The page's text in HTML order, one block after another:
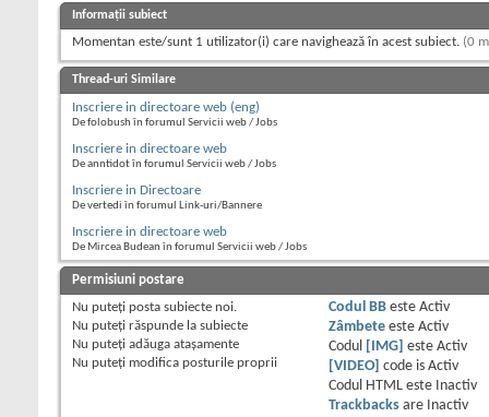
Informații subiect
Momentan este/sunt 1 utilizator(i) care navighează în acest subiect. (0
Thread-uri Similare
Inscriere in directoare web (eng)
De folobush în forumul Servicii web / Jobs
Inscriere in directoare web
De anntidot în forumul Servicii web / Jobs
Inscriere in Directoare
De vertedi în forumul Link-uri/Bannere
Inscriere in directoare web
De Mircea Budean în forumul Servicii web / Jobs
Permisiuni postare
Nu puteţi posta subiecte noi.
Nu puteţi răspunde la subiecte
Nu puteţi adăuga ataşamente
Nu puteţi modifica posturile proprii
Codul BBeste Activ
Zâmbeteeste Activ
Codul
[IMG] este Activ
[VIDEO]
code is Activ
Codul HTML este
Inactiv
Trackbacksare
Inactiv